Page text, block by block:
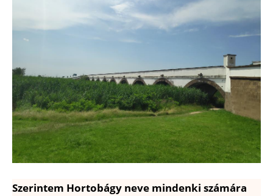
Szerintem Hortobágy neve mindenki számára